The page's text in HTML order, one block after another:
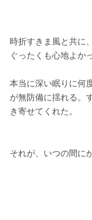
時折すきま風と共に
ぐったくも心地よか
本当に深い眠りに何
が無防備に揺れる。
き寄せてくれた。
それが、いつの間に